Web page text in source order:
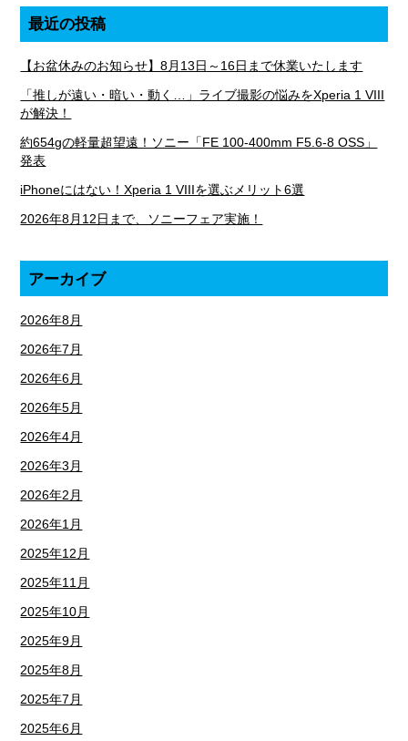
最近の投稿
【お盆休みのお知らせ】8月13日～16日まで休業いたします
「推しが遠い・暗い・動く…」ライブ撮影の悩みをXperia 1 VIII
が解決！
約654gの軽量超望遠！ソニー「FE 100-400mm F5.6-8 OSS」
発表
iPhoneにはない！Xperia 1 VIIIを選ぶメリット6選
2026年8月12日まで、ソニーフェア実施！
アーカイブ
2026年8月
2026年7月
2026年6月
2026年5月
2026年4月
2026年3月
2026年2月
2026年1月
2025年12月
2025年11月
2025年10月
2025年9月
2025年8月
2025年7月
2025年6月